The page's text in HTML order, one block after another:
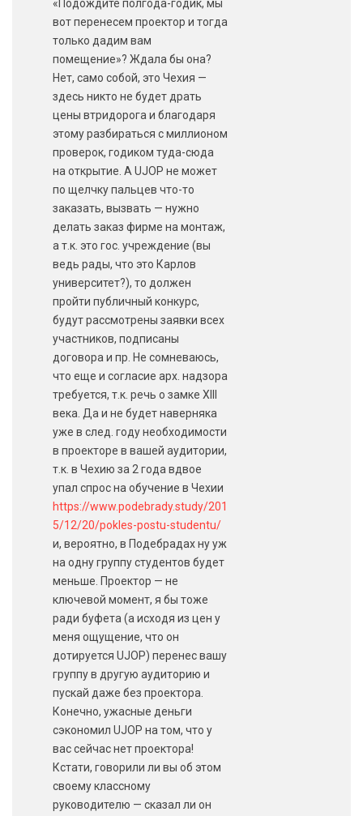
«Подождите полгода-годик, мы
вот перенесем проектор и тогда
только дадим вам
помещение»? Ждала бы она?
Нет, само собой, это Чехия —
здесь никто не будет драть
цены втридорога и благодаря
этому разбираться с миллионом
проверок, годиком туда-сюда
на открытие. А UJOP не может
по щелчку пальцев что-то
заказать, вызвать — нужно
делать заказ фирме на монтаж,
а т.к. это гос. учреждение (вы
ведь рады, что это Карлов
университет?), то должен
пройти публичный конкурс,
будут рассмотрены заявки всех
участников, подписаны
договора и пр. Не сомневаюсь,
что еще и согласие арх. надзора
требуется, т.к. речь о замке XIII
века. Да и не будет наверняка
уже в след. году необходимости
в проекторе в вашей аудитории,
т.к. в Чехию за 2 года вдвое
упал спрос на обучение в Чехии
https://www.podebrady.study/201
5/12/20/pokles-postu-studentu/
и, вероятно, в Подебрадах ну уж
на одну группу студентов будет
меньше. Проектор — не
ключевой момент, я бы тоже
ради буфета (а исходя из цен у
меня ощущение, что он
дотируется UJOP) перенес вашу
группу в другую аудиторию и
пускай даже без проектора.
Конечно, ужасные деньги
сэкономил UJOP на том, что у
вас сейчас нет проектора!
Кстати, говорили ли вы об этом
своему классному
руководителю — сказал ли он